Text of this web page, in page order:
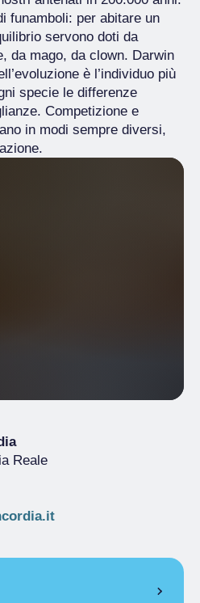
funamboli: per abitare un
servono doti da
da mago, da clown. Darwin
è l’individuo più
specie le differenze
Competizione e
in modi sempre diversi,
Reale